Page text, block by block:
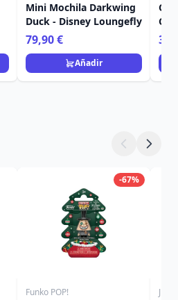
Mini Mochila Darkwing
Duck - Disney Loungefly
79,90 €
Añadir
-67%
Funko POP! Jim